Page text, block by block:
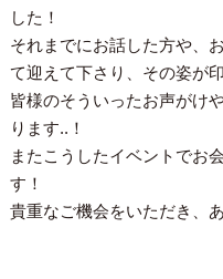
した！
それまでにお話した方や、
て迎えて下さり、その姿が
皆様のそういったお声がけ
ります..！
またこうしたイベントでお
す！
貴重なご機会をいただき、